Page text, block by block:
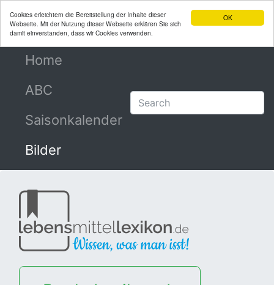
OK
Cookies erleichtern die Bereitstellung der Inhalte dieser
Webseite. Mit der Nutzung dieser Webseite erklären Sie sich
damit einverstanden, dass wir Cookies verwenden.
Home
ABC
Saisonkalender
Bilder